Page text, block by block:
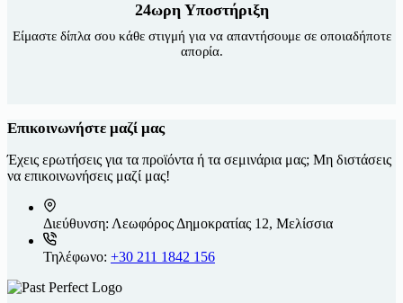
24ωρη Υποστήριξη
Είμαστε δίπλα σου κάθε στιγμή για να απαντήσουμε σε οποιαδήποτε
απορία.
Επικοινωνήστε μαζί μας
Έχεις ερωτήσεις για τα προϊόντα ή τα σεμινάρια μας; Μη διστάσεις
να επικοινωνήσεις μαζί μας!
Διεύθυνση: Λεωφόρος Δημοκρατίας 12, Μελίσσια
Τηλέφωνο: +30 211 1842 156